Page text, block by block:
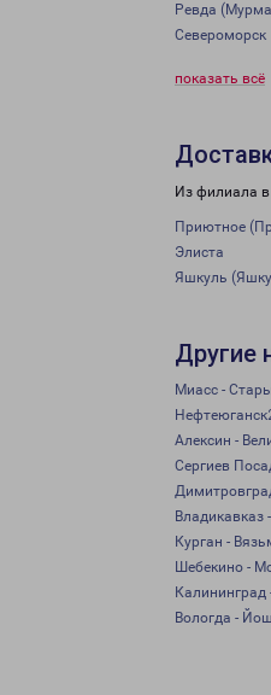
Ревда
Североморск
показать всё
Из филиала в
Приютное
Элиста
Яшкуль
Другие
Миасс -
Алексин -
Сергиев
Владикавказ
Курган -
Шебекино -
Калининград
Вологда -